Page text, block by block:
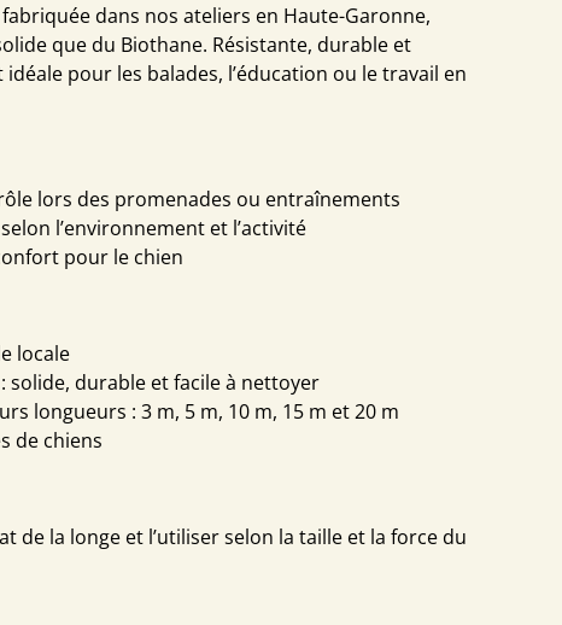
dans nos ateliers en Haute-Garonne,
que du Biothane. Résistante, durable et
pour les balades, l’éducation ou le travail en
lors des promenades ou entraînements
l’environnement et l’activité
pour le chien
locale
solide, durable et facile à nettoyer
longueurs : 3 m, 5 m, 10 m, 15 m et 20 m
de chiens
de la longe et l’utiliser selon la taille et la force du